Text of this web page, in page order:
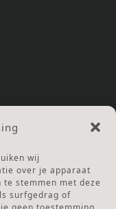
wij
over je apparaat
stemmen met deze
surfgedrag of